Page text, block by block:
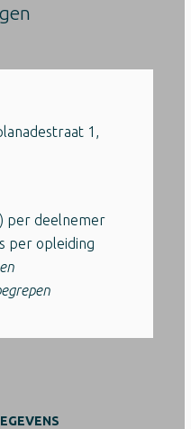
1,
per deelnemer
per opleiding